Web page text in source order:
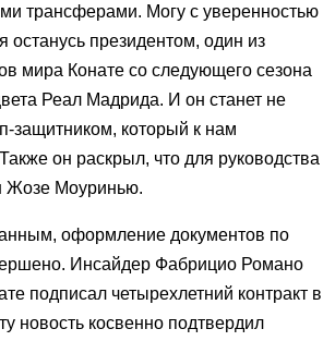
трансферами. Могу с уверенностью
останусь президентом, один из
мира Конате со следующего сезона
Реал Мадрида. И он станет не
защитником, который к нам
он раскрыл, что для руководства
Жозе Моуринью.
оформление документов по
Инсайдер Фабрицио Романо
подписал четырехлетний контракт в
новость косвенно подтвердил